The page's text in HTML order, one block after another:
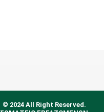
© 2024 All Right Reserved.